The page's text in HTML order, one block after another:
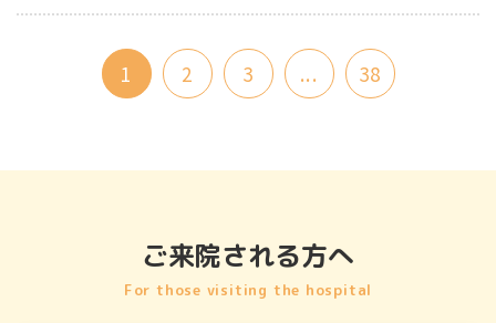
1 2 3 ... 38
ご来院される方へ
For those visiting the hospital